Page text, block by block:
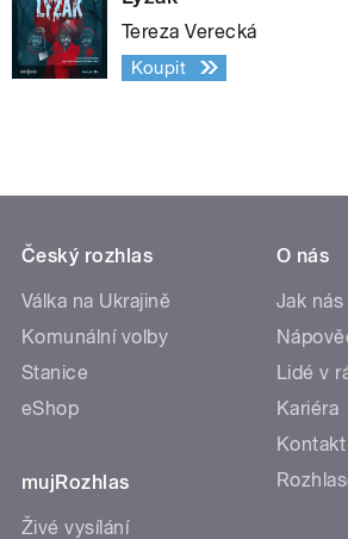
Tereza Verecká
Koupit
Český rozhlas
Válka na Ukrajině
Komunální volby
Stanice
eShop
mujRozhlas
Živé vysílání
O nás
Jak nás
Lidé v
Kariéra
Kontakt